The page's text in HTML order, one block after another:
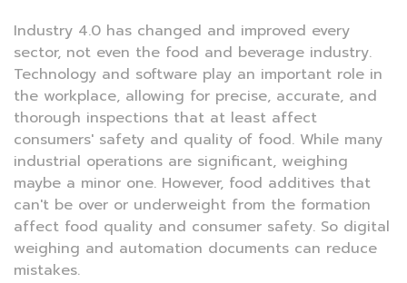
Industry 4.0 has changed and improved every
sector, not even the food and beverage industry.
Technology and software play an important role in
the workplace, allowing for precise, accurate, and
thorough inspections that at least affect
consumers' safety and quality of food. While many
industrial operations are significant, weighing
maybe a minor one. However, food additives that
can't be over or underweight from the formation
affect food quality and consumer safety. So digital
weighing and automation documents can reduce
mistakes.